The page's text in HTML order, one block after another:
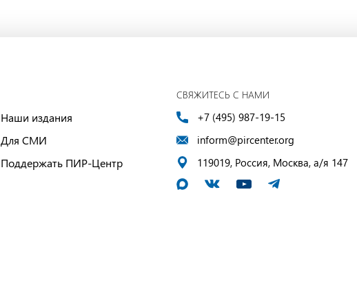
Наши издания
Для СМИ
Поддержать ПИР-Центр
СВЯЖИТЕСЬ С НАМИ
+7 (495) 987-19-15
inform@pircenter.org
119019, Россия, Москва, а/я 147